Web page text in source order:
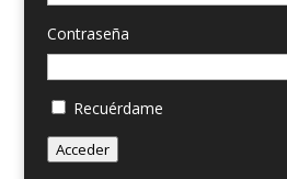
Contraseña
Recuérdame
Acceder